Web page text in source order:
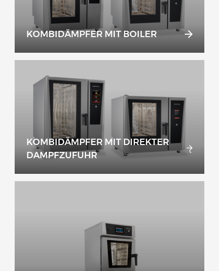
KOMBIDÄMPFER MIT BOILER
KOMBIDÄMPFER MIT DIREKTER
DAMPFZUFUHR